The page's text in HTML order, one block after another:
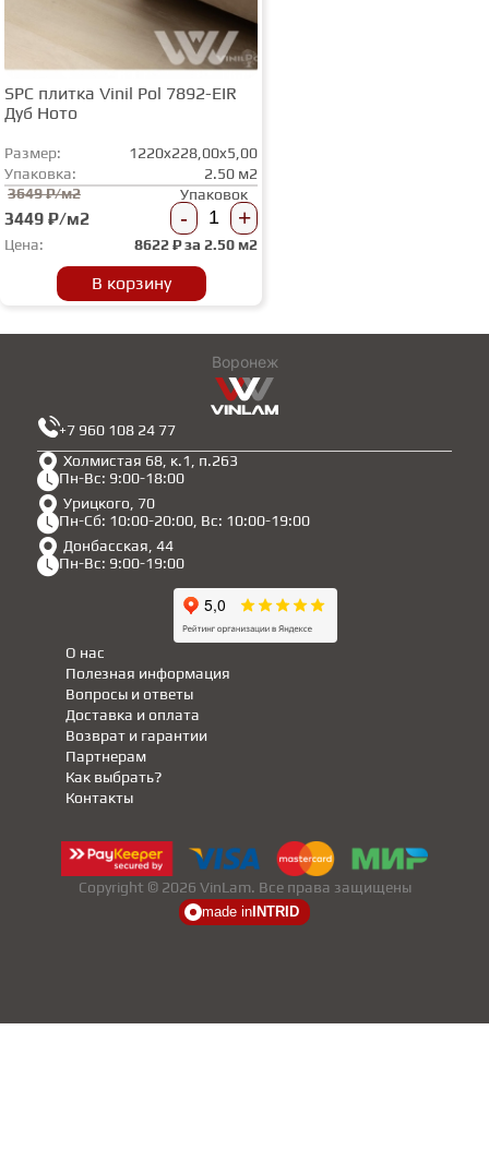
SPC плитка Vinil Pol 7892-EIR
Дуб Ното
Размер:
1220x228,00x5,00
Упаковка:
2.50 м2
3649 ₽/м2
3449 ₽/м2
Упаковок
- +
Цена: 8622₽ за 2.50 м2
В корзину
Воронеж
Холмистая 68, к.1, п.263
Пн-Вс: 9:00-18:00
Урицкого, 70
Пн-Сб: 10:00-20:00, Вс: 10:00-19:00
Донбасская, 44
Пн-Вс: 9:00-19:00
+7 960 108 24 77
Полезная информация
Партнерам
Вопросы и ответы
Доставка и оплата
Возврат и гарантии
Как выбрать?
О нас
Контакты
Copyright © 2026 VinLam. Все права защищены
made in INTRID